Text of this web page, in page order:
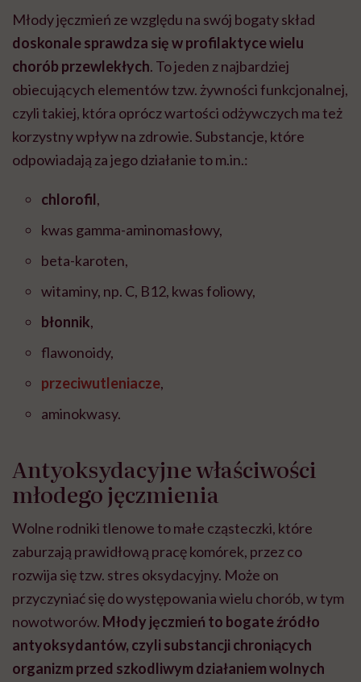
Młody jęczmień ze względu na swój bogaty skład
doskonale sprawdza się w profilaktyce wielu
chorób przewlekłych. To jeden z najbardziej
obiecujących elementów tzw. żywności funkcjonalnej,
czyli takiej, która oprócz wartości odżywczych ma też
korzystny wpływ na zdrowie. Substancje, które
odpowiadają za jego działanie to m.in.:
chlorofil,
kwas gamma-aminomasłowy,
beta-karoten,
witaminy, np. C, B12, kwas foliowy,
błonnik,
flawonoidy,
przeciwutleniacze,
aminokwasy.
Antyoksydacyjne właściwości
młodego jęczmienia
Wolne rodniki tlenowe to małe cząsteczki, które
zaburzają prawidłową pracę komórek, przez co
rozwija się tzw. stres oksydacyjny. Może on
przyczyniać się do występowania wielu chorób, w tym
nowotworów. Młody jęczmień to bogate źródło
antyoksydantów, czyli substancji chroniących
organizm przed szkodliwym działaniem wolnych